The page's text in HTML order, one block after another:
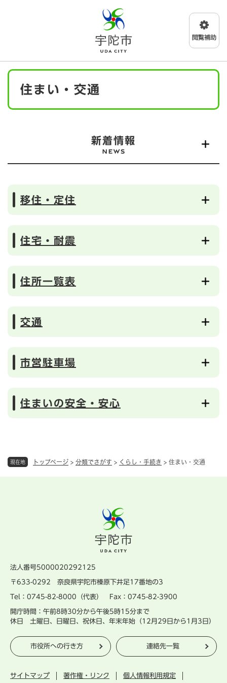
メニューを飛ばして本文へ
現在地 トップページ > 分類でさがす > くらし・手続き > 住まい・交通
本
住まい・交通
新着情報
移住・定住
住宅・耐震
住所一覧表
交通
市営駐車場
住まいの安全・安心
法人番号5000020292125
〒633-0292 奈良県宇陀市榛原下井足17番地の3
Tel：0745-82-8000（代表） Fax：0745-82-3900
開庁時間：午前8時30分から午後5時15分まで
休日 土曜日、日曜日、祝休日、年末年始（12月29日から1月3日）
市役所への行き方 連絡先一覧
サイトマップ 著作権・リンク 個人情報利用規定